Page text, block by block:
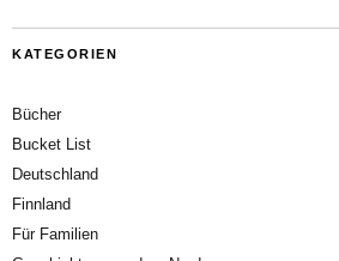
KATEGORIEN
Bücher
Bucket List
Deutschland
Finnland
Für Familien